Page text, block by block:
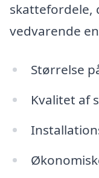
skattefordele,
vedvarende
Størrelse
Kvalitet af